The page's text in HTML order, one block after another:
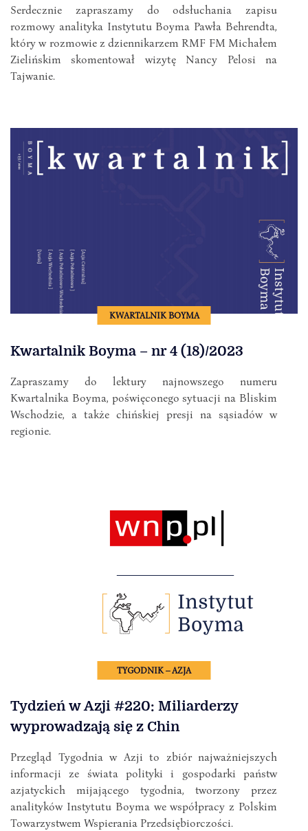
Serdecznie zapraszamy do odsłuchania zapisu
rozmowy analityka Instytutu Boyma Pawła Behrendta,
który w rozmowie z dziennikarzem RMF FM Michałem
Zielińskim skomentował wizytę Nancy Pelosi na
Tajwanie.
KWARTALNIK BOYMA
Kwartalnik Boyma – nr 4 (18)/2023
Zapraszamy do lektury najnowszego numeru
Kwartalnika Boyma, poświęconego sytuacji na Bliskim
Wschodzie, a także chińskiej presji na sąsiadów w
regionie.
TYGODNIK – AZJA
Tydzień w Azji #220: Miliarderzy
wyprowadzają się z Chin
Przegląd Tygodnia w Azji to zbiór najważniejszych
informacji ze świata polityki i gospodarki państw
azjatyckich mijającego tygodnia, tworzony przez
analityków Instytutu Boyma we współpracy z Polskim
Towarzystwem Wspierania Przedsiębiorczości.